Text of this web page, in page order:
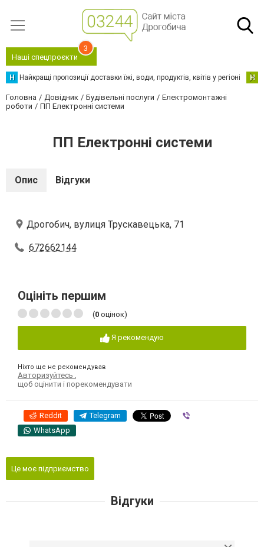
Наші спецпроєкти
3
Н Найкращі пропозиції доставки їжі, води, продуктів, квітів у регіоні Н
Головна Довідник Будівельні послуги
Електромонтажні
роботи
ПП Електронні системи
ПП Електронні системи
Опис Відгуки
Дрогобич, вулиця Трускавецька, 71
672662144
Оцініть першим
(0 оцінок)
Я рекомендую
Ніхто ще не рекомендував
Авторизуйтесь
щоб оцінити і порекомендувати
Reddit Telegram
WhatsApp
Це моє підприємство
Відгуки